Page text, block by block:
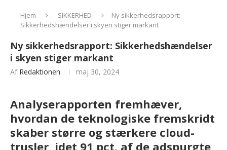
Hjem SIKKERHED
Ny sikkerhedsrapport:
Sikkerhedshændelser i skyen stiger markant
Ny sikkerhedsrapport: Sikkerhedshændelser
i skyen stiger markant
Af Redaktionen maj 30, 2024
Analyserapporten fremhæver,
hvordan de teknologiske fremskridt
skaber større og stærkere cloud-
trusler, idet 91 pct. af de adspurgte